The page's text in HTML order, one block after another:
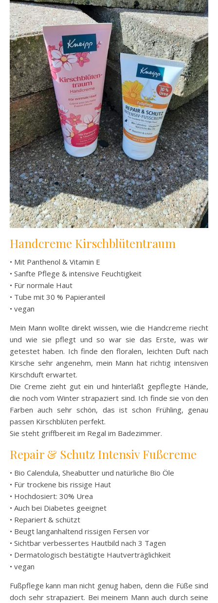
Handcreme Kirschblütentraum
• Mit Panthenol & Vitamin E
• Sanfte Pflege & intensive Feuchtigkeit
• Für normale Haut
• Tube mit 30 % Papieranteil
• vegan
Mein Mann wollte direkt wissen, wie die Handcreme riecht
und wie sie pflegt und so war sie das Erste, was wir
getestet haben. Ich finde den floralen, leichten Duft nach
Kirsche sehr angenehm, mein Mann hat richtig intensiven
Kirschduft erwartet.
Die Creme zieht gut ein und hinterläßt gepflegte Hände,
die noch vom Winter strapaziert sind. Ich finde sie von den
Farben auch sehr schön, das ist schon Frühling, genau
passen Kirschblüten perfekt.
Sie steht griffbereit im Regal im Badezimmer.
Repair & Schutz Intensiv Fußcreme
• Bio Calendula, Sheabutter und natürliche Bio Öle
• Für trockene bis rissige Haut
• Hochdosiert: 30% Urea
• Auch bei Diabetes geeignet
• Repariert & schützt
• Beugt langanhaltend rissigen Fersen vor
• Sichtbar verbessertes Hautbild nach 3 Tagen
• Dermatologisch bestätigte Hautverträglichkeit
• vegan
Fußpflege kann man nicht genug haben, denn die Füße sind
doch sehr strapaziert. Bei meinem Mann auch durch seine